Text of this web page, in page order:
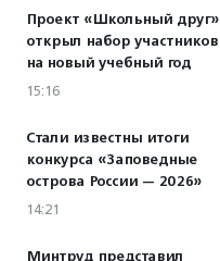
Проект «Школьный друг»
открыл набор участников
на новый учебный год
15:16
Стали известны итоги
конкурса «Заповедные
острова России — 2026»
14:21
Минтруд представил